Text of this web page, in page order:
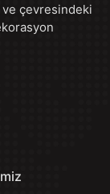
ve çevresindeki